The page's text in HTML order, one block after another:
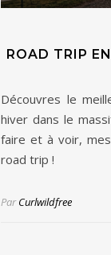
ROAD TRIP
Découvres le
hiver dans le
faire et à voir,
road trip !
ParCurlwildfree